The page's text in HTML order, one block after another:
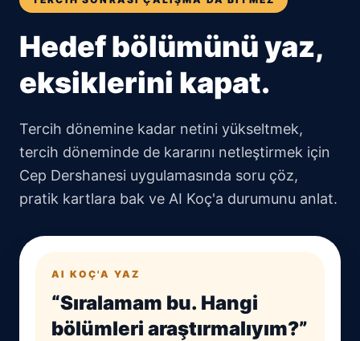
Hedef bölümünü yaz,
eksiklerini kapat.
Tercih dönemine kadar netini yükseltmek,
tercih döneminde de kararını netleştirmek için
Cep Dershanesi uygulamasında soru çöz,
pratik kartlara bak ve AI Koç'a durumunu anlat.
AI KOÇ'A YAZ
“Sıralamam bu. Hangi
bölümleri araştırmalıyım?”